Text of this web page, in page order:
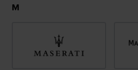
M